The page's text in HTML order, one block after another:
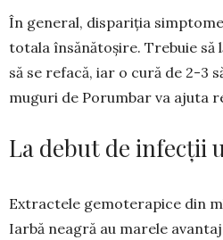
În general, dispariția
totala însănătoșire. Trebuie să
să se refacă, iar o cură de 2-3
muguri de Porumbar va ajuta
La debut de infecții
Extractele gemoterapice din
Iarbă neagră au marele